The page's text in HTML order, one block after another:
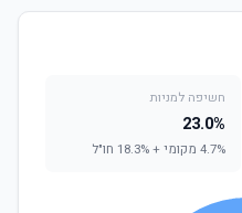
חשיפה למניות
23.0%
4.7% מקומי + 18.3% חו"ל